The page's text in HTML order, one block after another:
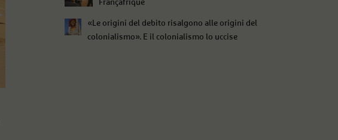
Françafrique
«Le origini del debito risalgono alle origini del
colonialismo». E il colonialismo lo uccise